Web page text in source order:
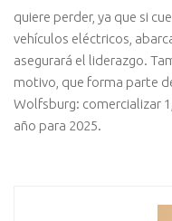
quiere perder, ya que si
vehículos eléctricos,
asegurará el liderazgo.
motivo, que forma parte
Wolfsburg: comercializar
año para 2025.